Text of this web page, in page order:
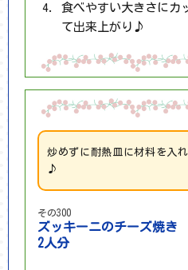
食べやすい大きさにカ
て出来上がり♪
炒めずに耐熱皿に材料を入
♪
その300
ズッキーニのチーズ焼き
2人分